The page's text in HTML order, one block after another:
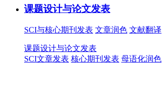
课题设计与论文发表
SCI与核心期刊发表 文章润色 文献翻译
课题设计与论文发表
SCI文章发表 核心期刊发表 母语化润色